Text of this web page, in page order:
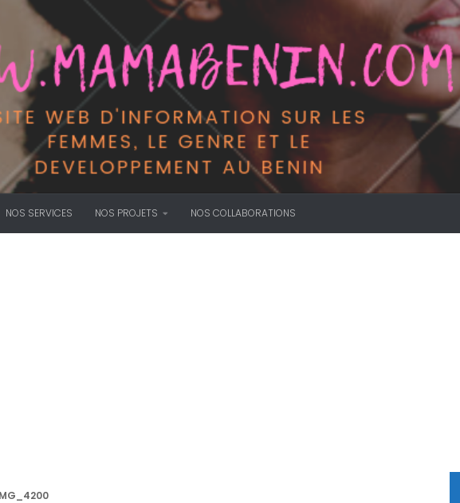
NOS SERVICES NOS PROJETS NOS COLLABORATIONS